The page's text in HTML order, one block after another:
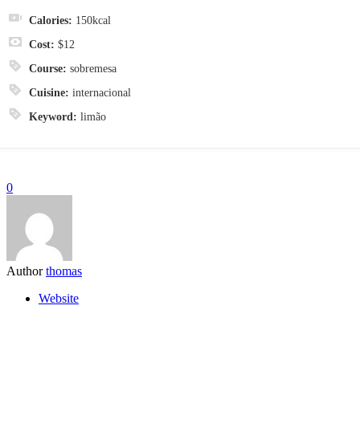
Calories: 150kcal
Cost: $12
Course: sobremesa
Cuisine: internacional
Keyword: limão
0
Author thomas
Website